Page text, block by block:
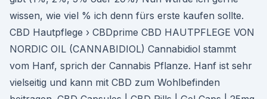
wissen, wie viel % ich denn fürs erste kaufen sollte.
CBD Hautpflege › CBDprime CBD HAUTPFLEGE VON
NORDIC OIL (CANNABIDIOL) Cannabidiol stammt
vom Hanf, sprich der Cannabis Pflanze. Hanf ist sehr
vielseitig und kann mit CBD zum Wohlbefinden